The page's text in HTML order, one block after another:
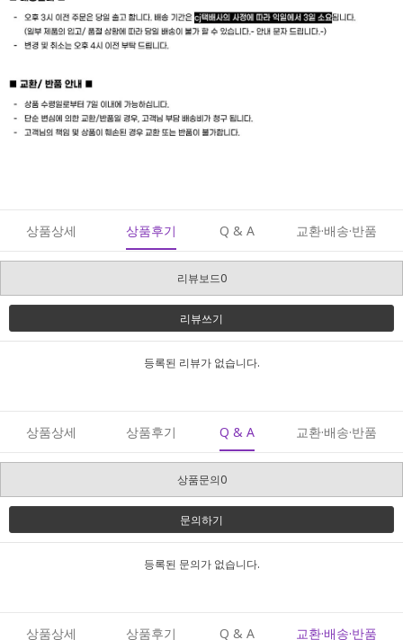
상품상세 상품후기 Q & A 교환·배송·반품
리뷰보드0
리뷰쓰기
등록된 리뷰가 없습니다.
상품상세 상품후기 Q & A 교환·배송·반품
상품문의0
문의하기
등록된 문의가 없습니다.
상품상세 상품후기 Q & A 교환·배송·반품